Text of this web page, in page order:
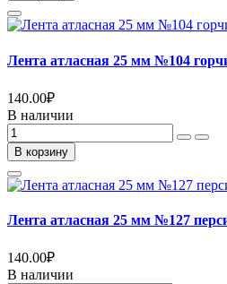
Лента атласная 25 мм №104
140.00₽
В наличии
В корзину
Лента атласная 25 мм №127
140.00₽
В наличии